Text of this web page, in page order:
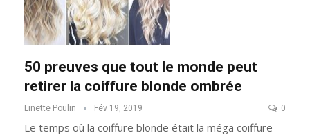
50 preuves que tout le monde peut
retirer la coiffure blonde ombrée
Linette Poulin Fév 19, 2019 0
Le temps où la coiffure blonde était la méga coiffure